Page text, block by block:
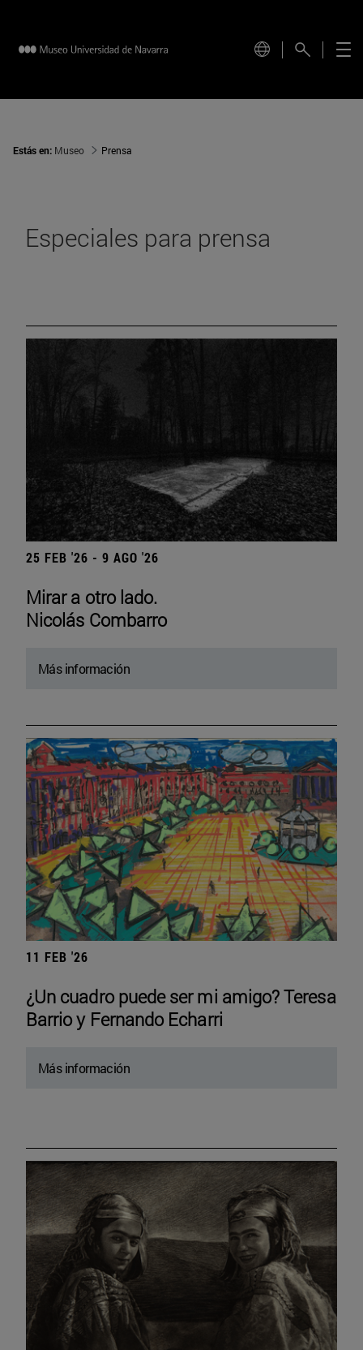
Estás en: Museo Prensa
Especiales para prensa
25 FEB '26 - 9 AGO '26
Mirar a otro lado.
Nicolás Combarro
Más información
11 FEB '26
¿Un cuadro puede ser mi amigo? Teresa
Barrio y Fernando Echarri
Más información